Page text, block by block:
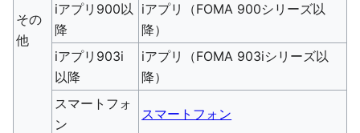
その
他
iアプリ900以
降
iアプリ（FOMA 900シリーズ以
降）
iアプリ903i
以降
iアプリ（FOMA 903iシリーズ以
降）
スマートフォ
ン
スマートフォン